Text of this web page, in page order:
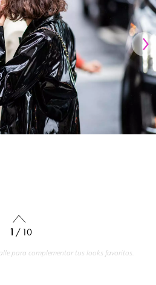
1 / 10
para complementar tus looks favoritos.